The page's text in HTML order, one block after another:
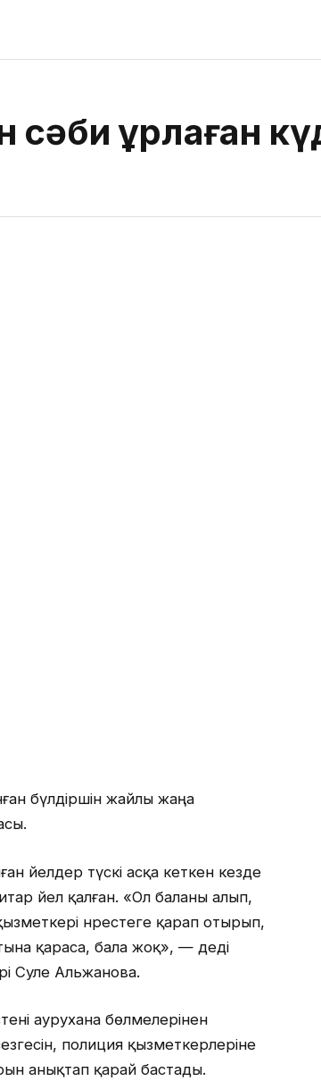
ұрлаған
бүлдіршін жайлы жаңа
әйелдер түскі асқа кеткен кезде
әйел қалған. «Ол баланы алып,
нәрестеге қарап отырып,
қараса, бала жоқ», — деді
Сәуле Альжанова.
аурухана бөлмелерінен
полиция қызметкерлеріне
анықтап қарай бастады.